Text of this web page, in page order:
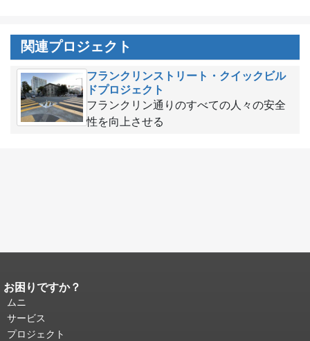
関連プロジェクト
フランクリンストリート・クイックビル
ドプロジェクト
フランクリン通りのすべての人々の安全
性を向上させる
ページコンテンツの終わり。
ジの残りの部分はすべてのページで繰
り返されます。
頭に戻る。
お困りですか？
ムニ
サービス
プロジェクト